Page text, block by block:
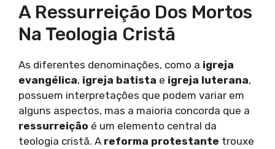
A Ressurreição Dos Mortos
Na Teologia Cristã
As diferentes denominações, como a igreja
evangélica, igreja batista e igreja luterana,
possuem interpretações que podem variar em
alguns aspectos, mas a maioria concorda que a
ressurreição é um elemento central da
teologia cristã. A reforma protestante trouxe